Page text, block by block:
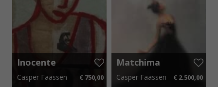
Inocente
Casper Faassen € 750,00
Matchima
Casper Faassen € 2.500,00